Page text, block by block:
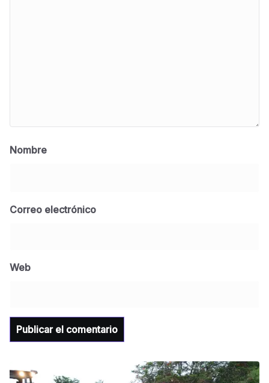
Nombre
Correo electrónico
Web